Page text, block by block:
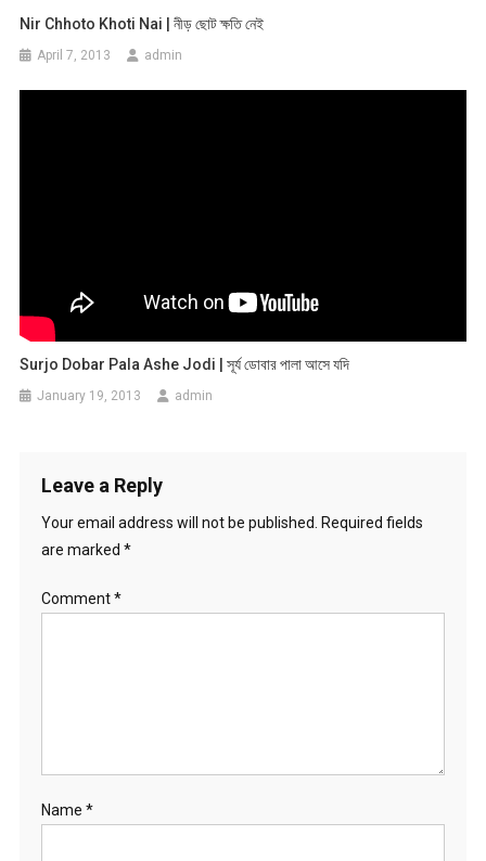
Nir Chhoto Khoti Nai | নীড় ছোট ক্ষতি নেই
April 7, 2013 admin
Surjo Dobar Pala Ashe Jodi | সূর্য ডোবার পালা আসে যদি
January 19, 2013 admin
Leave a Reply
Your email address will not be published. Required fields
are marked *
Comment*
Name *